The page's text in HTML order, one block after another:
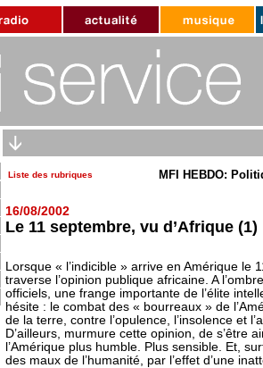
Liste des rubriques MFI HEBDO:
16/08/2002
Le 11 septembre, vu d’Afrique
Lorsque « l’indicible » arrive en Amérique le
traverse l’opinion publique africaine. A
officiels, une frange importante de l’élite
hésite : le combat des « bourreaux » de
de la terre, contre l’opulence, l’insolence et
D’ailleurs, murmure cette opinion, de s’être
l’Amérique plus humble. Plus sensible. Et,
des maux de l’humanité, par l’effet d’une